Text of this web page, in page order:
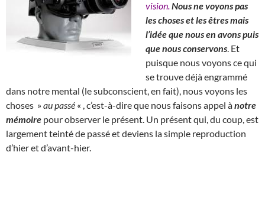
vision. Nous ne voyons pas
les choses et les êtres mais
l’idée que nous en avons puis
que nous conservons . Et
puisque nous voyons ce qui
se trouve déjà engrammé
dans notre mental (le subconscient, en fait), nous voyons les
choses »au passé « , c’est-à-dire que nous faisons appel ànotre
mémoire pour observer le présent. Un présent qui, du coup, est
largement teinté de passé et deviens la simple reproduction
d’hier et d’avant-hier.